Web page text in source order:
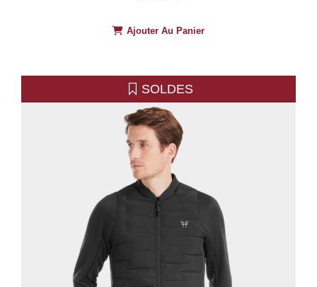
Ajouter Au Panier
SOLDES